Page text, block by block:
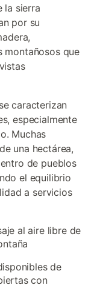
la sierra
por su
montañosos que
se caracterizan
especialmente
Muchas
una hectárea,
de pueblos
el equilibrio
a servicios
al aire libre de
de
con